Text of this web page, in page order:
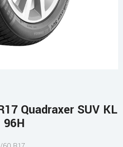
Quadraxer SUV KL
96H